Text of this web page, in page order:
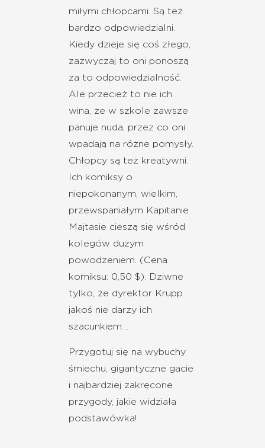
miłymi chłopcami. Są też
bardzo odpowiedzialni.
Kiedy dzieje się coś złego,
zazwyczaj to oni ponoszą
za to odpowiedzialność.
Ale przecież to nie ich
wina, że w szkole zawsze
panuje nuda, przez co oni
wpadają na różne pomysły.
Chłopcy są też kreatywni.
Ich komiksy o
niepokonanym, wielkim,
przewspaniałym Kapitanie
Majtasie cieszą się wśród
kolegów dużym
powodzeniem. (Cena
komiksu: 0,50 $). Dziwne
tylko, że dyrektor Krupp
jakoś nie darzy ich
szacunkiem…
Przygotuj się na wybuchy
śmiechu, gigantyczne gacie
i najbardziej zakręcone
przygody, jakie widziała
podstawówka!